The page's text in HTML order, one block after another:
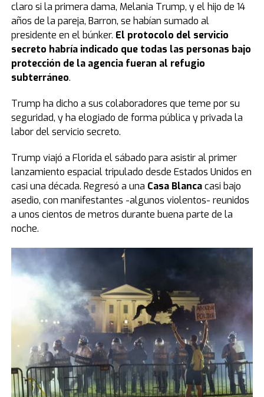
claro si la primera dama, Melania Trump, y el hijo de 14
años de la pareja, Barron, se habían sumado al
presidente en el búnker. El protocolo del servicio
secreto habría indicado que todas las personas bajo
protección de la agencia fueran al refugio
subterráneo.
Trump ha dicho a sus colaboradores que teme por su
seguridad, y ha elogiado de forma pública y privada la
labor del servicio secreto.
Trump viajó a Florida el sábado para asistir al primer
lanzamiento espacial tripulado desde Estados Unidos en
casi una década. Regresó a una Casa Blancacasi bajo
asedio, con manifestantes -algunos violentos- reunidos
a unos cientos de metros durante buena parte de la
noche.